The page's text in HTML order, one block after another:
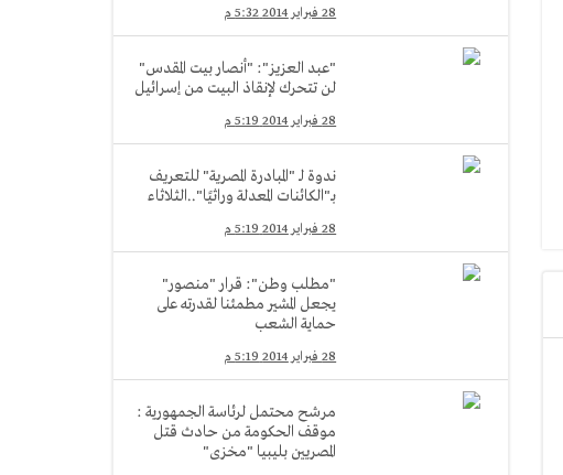
28 فبراير 2014 5:32 م
"عبد العزيز": "أنصار بيت المقدس"
لن تتحرك لإنقاذ البيت من إسرائيل
28 فبراير 2014 5:19 م
ندوة لـ "المبادرة المصرية" للتعريف
بـ"الكائنات المعدلة وراثيًا"..الثلاثاء
28 فبراير 2014 5:19 م
"مطلب وطن": قرار "منصور"
يجعل المشير مطمئنا لقدرته على
حماية الشعب
28 فبراير 2014 5:19 م
مرشح محتمل لرئاسة الجمهورية :
موقف الحكومة من حادث قتل
المصريين بليبيا "مخزى"